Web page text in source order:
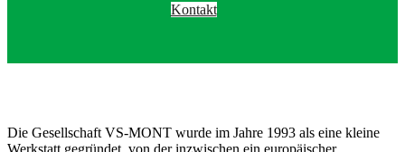
Kontakt
Die Gesellschaft VS-MONT wurde im Jahre 1993 als eine kleine
Werkstatt gegründet, von der inzwischen ein europäischer